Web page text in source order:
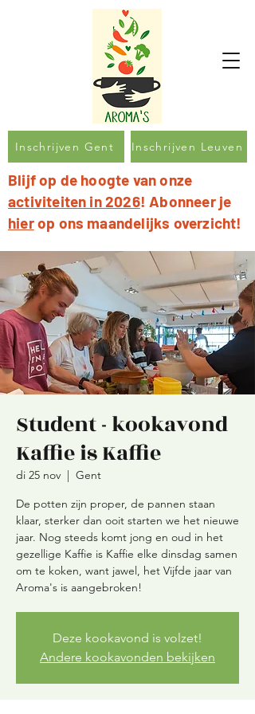
Inschrijven Gent Inschrijven Leuven
Blijf op de hoogte van onze
activiteiten in 2026! Abonneer je
hierop ons maandelijks overzicht!
Student - kookavond
Kaffie is Kaffie
di 25 nov
  |
Gent
De potten zijn proper, de pannen staan
klaar, sterker dan ooit starten we het nieuwe
jaar. Nog steeds komt jong en oud in het
gezellige Kaffie is Kaffie elke dinsdag samen
om te koken, want jawel, het Vijfde jaar van
Aroma's is aangebroken!
Deze kookavond is volzet!
Andere kookavonden bekijken